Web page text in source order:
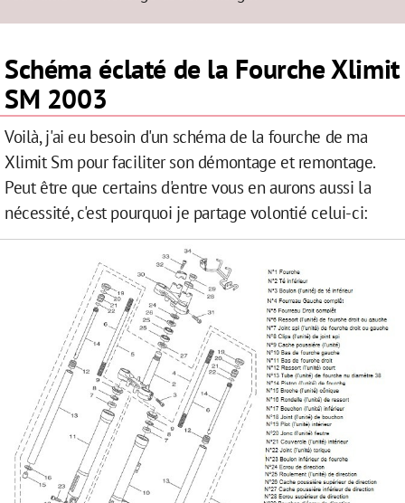
Schéma éclaté de la Fourche Xlimit
SM 2003
Voilà, j'ai eu besoin d'un schéma de la fourche de ma
Xlimit Sm pour faciliter son démontage et remontage.
Peut être que certains d'entre vous en aurons aussi la
nécessité, c'est pourquoi je partage volontié celui-ci: